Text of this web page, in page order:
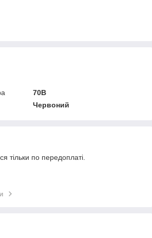
70B
Червоний
тільки по передоплаті.